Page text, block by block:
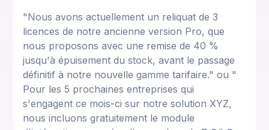
"Nous avons actuellement un reliquat de 3
licences de notre ancienne version Pro, que
nous proposons avec une remise de 40 %
jusqu'à épuisement du stock, avant le passage
définitif à notre nouvelle gamme tarifaire." ou "
Pour les 5 prochaines entreprises qui
s'engagent ce mois-ci sur notre solution XYZ,
nous incluons gratuitement le module